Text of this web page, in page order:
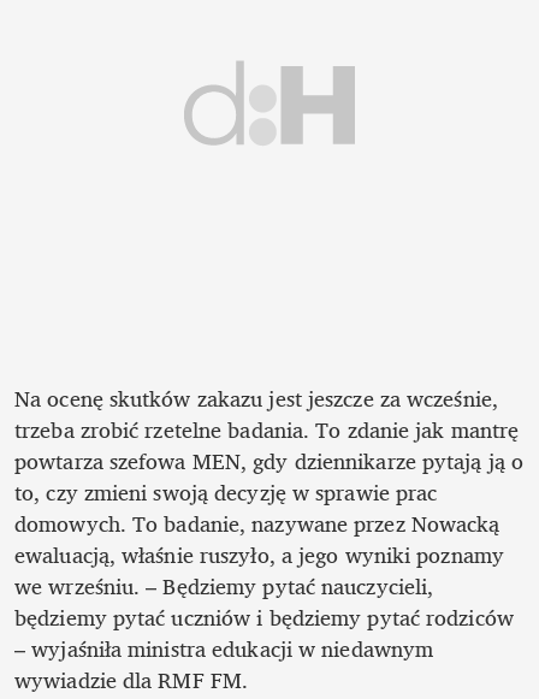
Na ocenę skutków zakazu jest jeszcze za wcześnie,
trzeba zrobić rzetelne badania. To zdanie jak mantrę
powtarza szefowa MEN, gdy dziennikarze pytają ją o
to, czy zmieni swoją decyzję w sprawie prac
domowych. To badanie, nazywane przez Nowacką
ewaluacją, właśnie ruszyło, a jego wyniki poznamy
we wrześniu. – Będziemy pytać nauczycieli,
będziemy pytać uczniów i będziemy pytać rodziców
– wyjaśniła ministra edukacji w niedawnym
wywiadzie dla RMF FM.